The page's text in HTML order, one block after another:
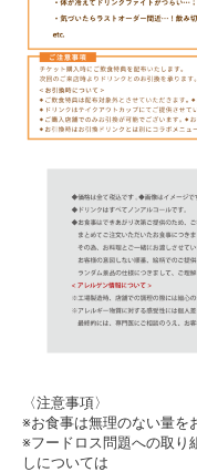
〈注意事項〉
※お食事は無理のない量を
※フードロス問題への取り
しについては